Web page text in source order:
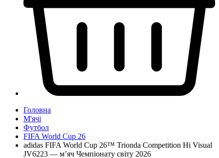
Головна
М'ячі
Футбол
FIFA World Cup 26
adidas FIFA World Cup 26™ Trionda Competition Hi Visual
JV6223 — м’яч Чемпіонату світу 2026